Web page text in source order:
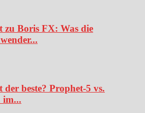
zu Boris FX: Was die
der beste? Prophet-5 vs.
im...